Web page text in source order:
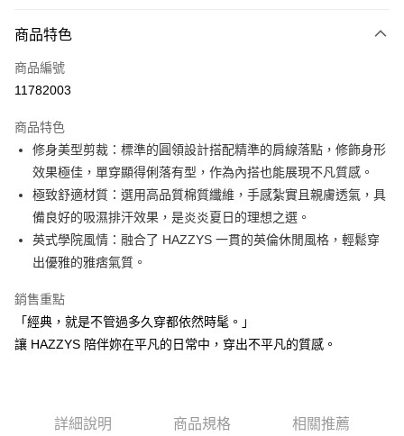
LINE Pay
Apple Pay
悠遊付
大哥付你分期
相關說明
【大哥付你分期使用說明】
1.本服務由台灣大哥大提供，台灣大哥大用戶可立即使用無須另外申請。
2.付款方式選擇「大哥付你分期」，訂單成立後會自動跳轉到大哥付的交易
流程，驗證手機門號後，選擇欲分期的期數、繳款截止日，確認付款後即完
3.實際核准額度、可分期數及費用金額請依後續交易確認頁面所載為準。
4.訂單成立30分鐘內，如未前往確認交易或遇審核未通過，訂單將自動取
消。如遇「轉專審核」未通過狀況，表示未達大哥付你分期系統評分，恕無
法說明評估內容。
帳／街口支付／iPASS MONEY」等通路繳費。
AFTEE先享後付
相關說明
【關於「AFTEE先享後付」】
便利好安心！
１．簡單：不需註冊會員、不需綁卡、不需儲值。
２．便利：只要手機號碼，簡訊認證，即可結帳。
３．安心：先確認商品／服務後，再付款。
２．訂單成立數日內，您將收到繳費通知簡訊。
運送方式
全家取貨付款
商品特色
商品編號
11782003
商品特色
修身美型剪裁：標準的圓領設計搭配精準的肩線落點，修飾身形
效果極佳，單穿顯得俐落有型，作為內搭也能展現不凡質感。
極致舒適材質：選用高品質棉質纖維，手感紮實且親膚透氣，具
備良好的吸濕排汗效果，是炎炎夏日的理想之選。
英式學院風情：融合了 HAZZYS 一貫的英倫休閒風格，輕鬆穿
出優雅的雅痞氣質。
銷售重點
「經典，就是不管過多久穿都依然時髦。」
讓 HAZZYS 陪伴妳在平凡的日常中，穿出不平凡的質感。
詳細說明 商品規格 相關推薦